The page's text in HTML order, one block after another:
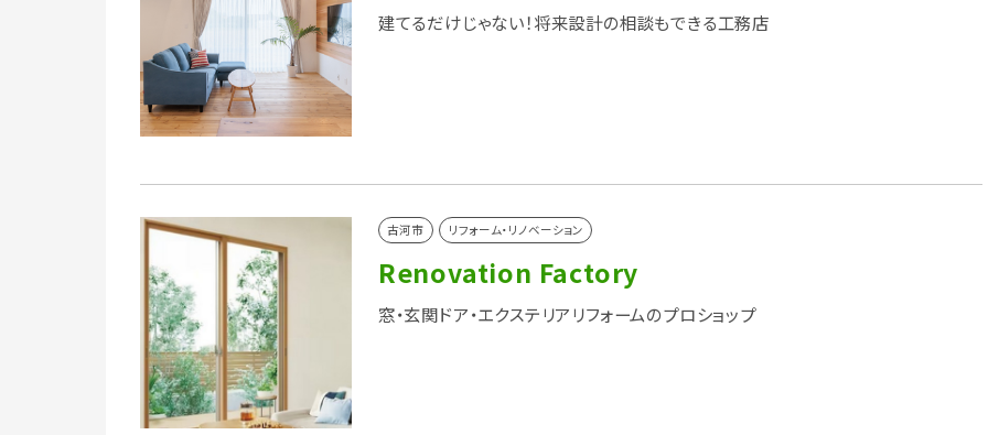
建てるだけじゃない！将来設計の相談もできる工務店
古河市 リフォーム・リノベーション
Renovation Factory
窓・玄関ドア・エクステリアリフォームのプロショップ